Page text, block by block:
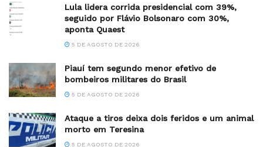
Lula lidera corrida presidencial com 39%,
seguido por Flávio Bolsonaro com 30%,
aponta Quaest
5 DE AGOSTO DE 2026
Piauí tem segundo menor efetivo de
bombeiros militares do Brasil
5 DE AGOSTO DE 2026
Ataque a tiros deixa dois feridos e um animal
morto em Teresina
5 DE AGOSTO DE 2026